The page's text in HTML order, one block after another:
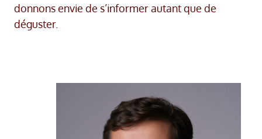
donnons envie de s’informer autant que de
déguster.